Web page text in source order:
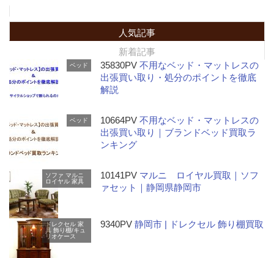
人気記事
新着記事
ベッド 35830PV不用なベッド・マットレスの
出張買い取り・処分のポイントを徹底
解説
ベッド 10664PV不用なベッド・マットレスの
出張買い取り｜ブランドベッド買取ラ
ンキング
ソファ マルニ
ロイヤル 家具
10141PV マルニ ロイヤル買取｜ソフ
ァセット｜静岡県静岡市
ドレクセル 家
具 飾り棚/キュ
リオケース
9340PV静岡市 | ドレクセル 飾り棚買取